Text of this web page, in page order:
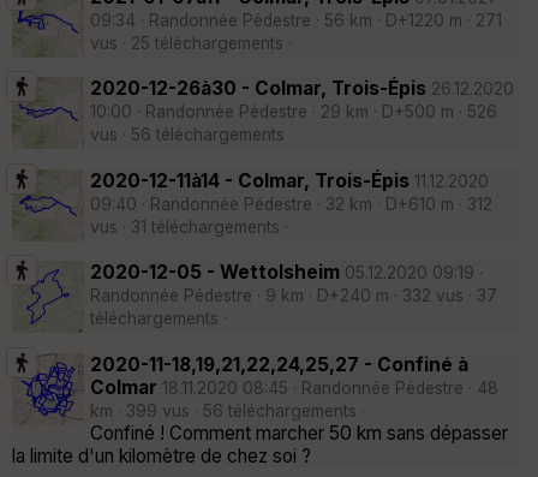
09:34 · Randonnée Pédestre · 56 km · D+1220 m · 271
vus · 25 téléchargements ·
2020-12-26à30 - Colmar, Trois-Épis 26.12.2020
10:00 · Randonnée Pédestre · 29 km · D+500 m · 526
vus · 56 téléchargements ·
2020-12-11à14 - Colmar, Trois-Épis 11.12.2020
09:40 · Randonnée Pédestre · 32 km · D+610 m · 312
vus · 31 téléchargements ·
2020-12-05 - Wettolsheim 05.12.2020 09:19 ·
Randonnée Pédestre · 9 km · D+240 m · 332 vus · 37
téléchargements ·
2020-11-18,19,21,22,24,25,27 - Confiné à
Colmar 18.11.2020 08:45 · Randonnée Pédestre · 48
km · 399 vus · 56 téléchargements ·
Confiné ! Comment marcher 50 km sans dépasser
la limite d'un kilomètre de chez soi ?